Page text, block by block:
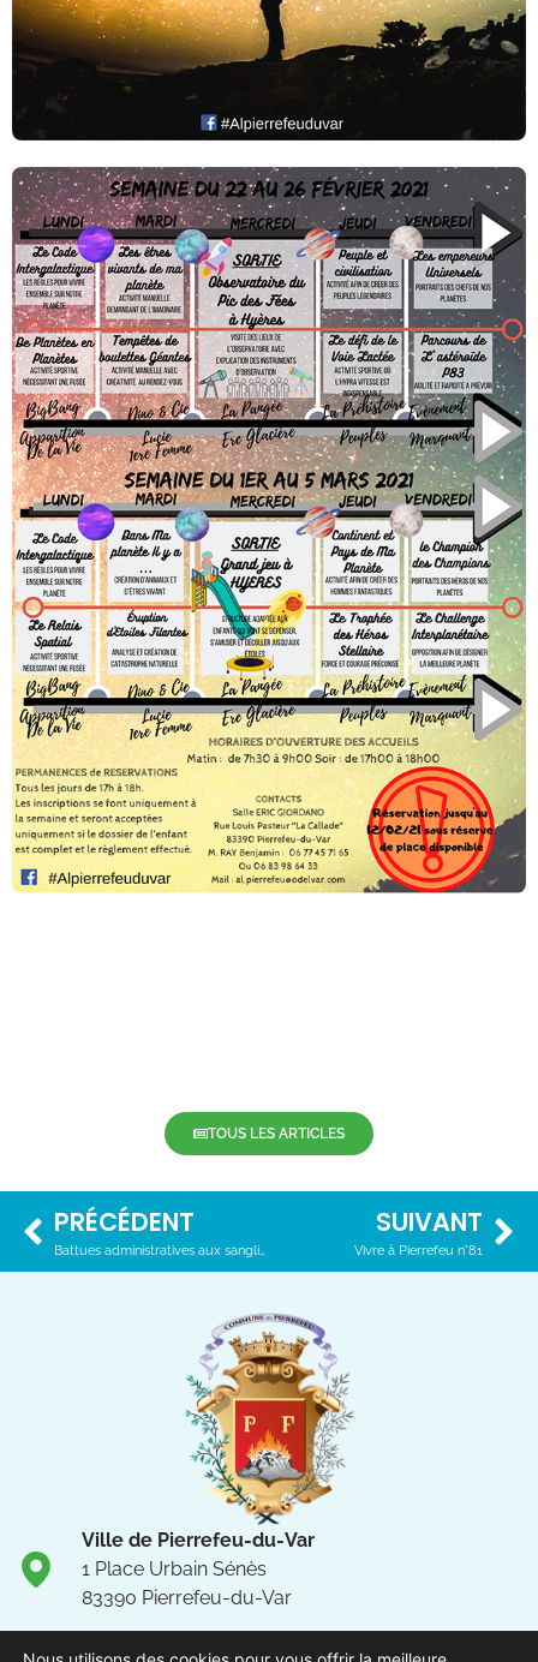
TOUS LES ARTICLES
PRÉCÉDENT
Battues administratives aux sangliers
SUIVANT
Vivre à Pierrefeu n°81
Ville de Pierrefeu-du-Var
1 Place Urbain Sénès
83390 Pierrefeu-du-Var
04.94.13.53.13